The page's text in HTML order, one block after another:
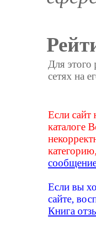
Для этого
сетях на
Если
каталоге
Если вы
сайте,
Книга